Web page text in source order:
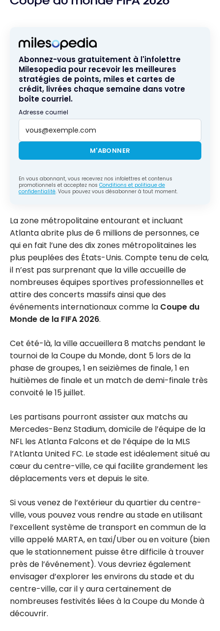
Abonnez-vous gratuitement à l'infolettre
Milesopedia pour recevoir les meilleures
stratégies de points, miles et cartes de
crédit, livrées chaque semaine dans votre
boîte courriel.
Adresse courriel
M'ABONNER
En vous abonnant, vous recevrez nos infolettres et contenus
promotionnels et acceptez nos Conditions et politique de
confidentialité. Vous pouvez vous désabonner à tout moment.
La zone métropolitaine entourant et incluant
Atlanta abrite plus de 6 millions de personnes, ce
qui en fait l’une des dix zones métropolitaines les
plus peuplées des États-Unis. Compte tenu de cela,
il n’est pas surprenant que la ville accueille de
nombreuses équipes sportives professionnelles et
attire des concerts massifs ainsi que des
événements internationaux comme la Coupe du
Monde de la FIFA 2026.
Cet été-là, la ville accueillera 8 matchs pendant le
tournoi de la Coupe du Monde, dont 5 lors de la
phase de groupes, 1 en seizièmes de finale, 1 en
huitièmes de finale et un match de demi-finale très
convoité le 15 juillet.
Les partisans pourront assister aux matchs au
Mercedes-Benz Stadium, domicile de l’équipe de la
NFL les Atlanta Falcons et de l’équipe de la MLS
l’Atlanta United FC. Le stade est idéalement situé au
cœur du centre-ville, ce qui facilite grandement les
déplacements vers et depuis le site.
Si vous venez de l’extérieur du quartier du centre-
ville, vous pouvez vous rendre au stade en utilisant
l’excellent système de transport en commun de la
ville appelé MARTA, en taxi/Uber ou en voiture (bien
que le stationnement puisse être difficile à trouver
près de l’événement). Vous devriez également
envisager d’explorer les environs du stade et du
centre-ville, car il y aura certainement de
nombreuses festivités liées à la Coupe du Monde à
découvrir.